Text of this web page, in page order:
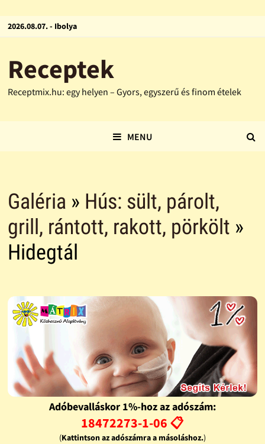
2026.08.07. - Ibolya
Receptek
Receptmix.hu: egy helyen – Gyors, egyszerű és finom ételek
MENU
Galéria » Hús: sült, párolt,
grill, rántott, rakott, pörkölt »
Hidegtál
Adóbevalláskor 1%-hoz az adószám:
18472273-1-06 📋
(Kattintson az adószámra a másoláshoz.)